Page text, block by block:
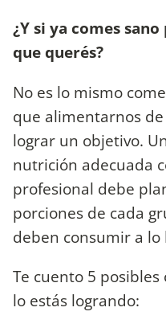
¿Y si ya comes
que querés?
No es lo mismo
que alimentarnos
lograr un objetivo.
nutrición adecuada
profesional debe
porciones de cada
deben consumir a lo
Te cuento 5
lo estás logrando: